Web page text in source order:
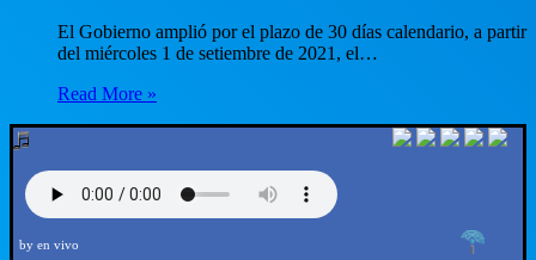
El Gobierno amplió por el plazo de 30 días calendario, a partir
del miércoles 1 de setiembre de 2021, el…
Read More »
by en vivo